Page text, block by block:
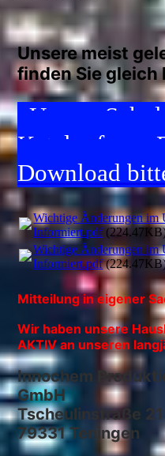
Unsere meist
finden Sie
Unsere
Katalogform.
Download
Wichtige Änderungen im
Informiert.pdf
Wichtige Änderungen im
Informiert.pdf
Mitteilung in eigener
Wir haben unsere
AKTIV an unseren
Innochem
GmbH
Tscheulinstraße 21
79331 Teningen